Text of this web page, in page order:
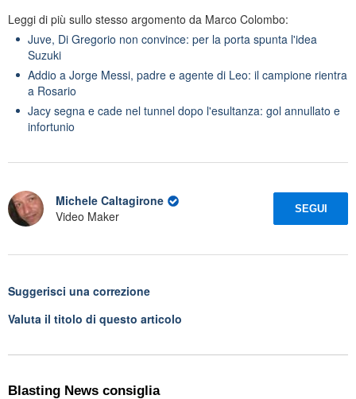
Leggi di più sullo stesso argomento da Marco Colombo:
Juve, Di Gregorio non convince: per la porta spunta l'idea
Suzuki
Addio a Jorge Messi, padre e agente di Leo: il campione rientra
a Rosario
Jacy segna e cade nel tunnel dopo l'esultanza: gol annullato e
infortunio
Michele Caltagirone
Video Maker
SEGUI
Suggerisci una correzione
Valuta il titolo di questo articolo
Blasting News consiglia